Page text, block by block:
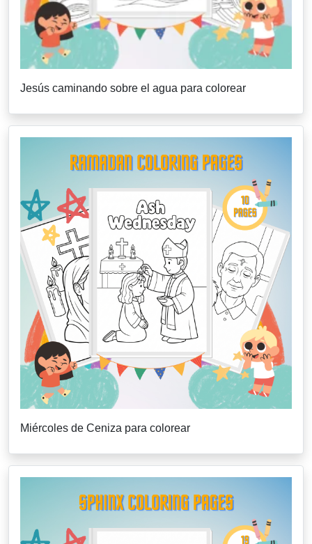
Jesús caminando sobre el agua para colorear
Miércoles de Ceniza para colorear